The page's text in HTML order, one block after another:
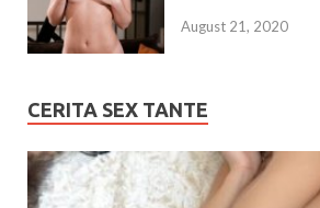
August 21, 2020
CERITA SEX TANTE